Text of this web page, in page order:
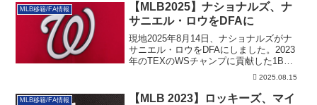
MLB移籍/FA情報
【MLB2025】ナショナルズ、ナ
サニエル・ロウをDFAに
現地2025年8月14日、ナショナルズがナ
サニエル・ロウをDFAにしました。2023
年のTEXのWSチャンプに貢献した1Bで
2025.08.15
MLB移籍/FA情報
【MLB 2023】ロッキーズ、マイ